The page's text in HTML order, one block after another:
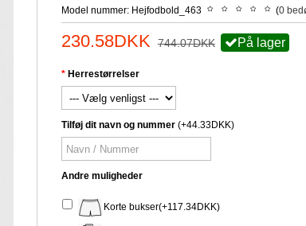
Model nummer: Hejfodbold_463 (0
230.58DKK 744.07DKK På lager
Herrestørrelser
Tilføj dit navn og nummer (+44.33DKK)
Andre muligheder
Korte bukser(+117.34DKK)